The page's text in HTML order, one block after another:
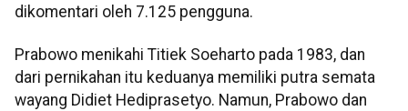
dikomentari oleh 7.125 pengguna.
Prabowo menikahi Titiek Soeharto pada 1983, dan
dari pernikahan itu keduanya memiliki putra semata
wayang Didiet Hediprasetyo. Namun, Prabowo dan